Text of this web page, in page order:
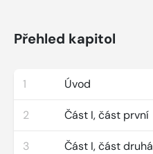
Přehled kapitol
1 Úvod
2 Část I, část první
3 Část I, část druhá